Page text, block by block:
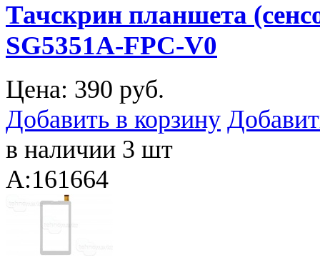
Тачскрин планшета
SG5351A-FPC-V0
Цена: 390 руб.
Добавить в корзину
в наличии 3 шт
A:161664